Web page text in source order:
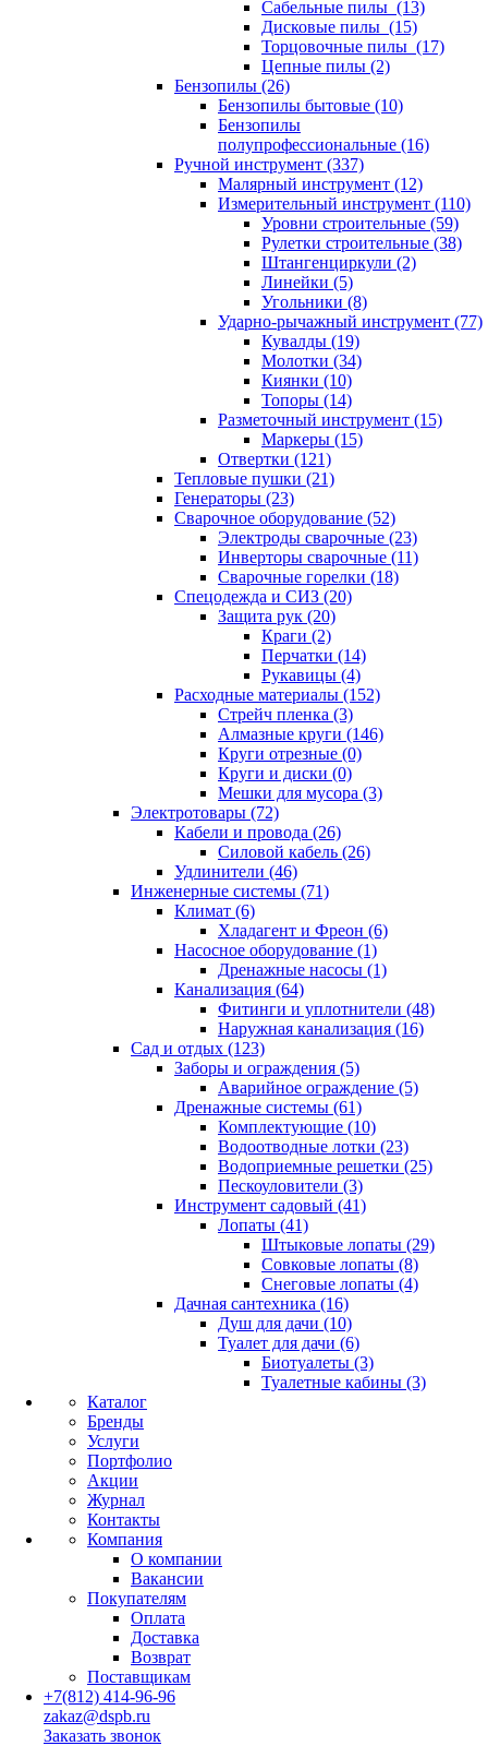
Сабельные пилы (13)
Дисковые пилы (15)
Торцовочные пилы (17)
Цепные пилы (2)
Бензопилы (26)
Бензопилы бытовые (10)
Бензопилы
полупрофессиональные (16)
Ручной инструмент (337)
Малярный инструмент (12)
Измерительный инструмент (110)
Уровни строительные (59)
Рулетки строительные (38)
Штангенциркули (2)
Линейки (5)
Угольники (8)
Ударно-рычажный инструмент (77)
Кувалды (19)
Молотки (34)
Киянки (10)
Топоры (14)
Разметочный инструмент (15)
Маркеры (15)
Отвертки (121)
Тепловые пушки (21)
Генераторы (23)
Сварочное оборудование (52)
Электроды сварочные (23)
Инверторы сварочные (11)
Сварочные горелки (18)
Спецодежда и СИЗ (20)
Защита рук (20)
Краги (2)
Перчатки (14)
Рукавицы (4)
Расходные материалы (152)
Стрейч пленка (3)
Алмазные круги (146)
Круги отрезные (0)
Круги и диски (0)
Мешки для мусора (3)
Электротовары (72)
Кабели и провода (26)
Силовой кабель (26)
Удлинители (46)
Инженерные системы (71)
Климат (6)
Хладагент и Фреон (6)
Насосное оборудование (1)
Дренажные насосы (1)
Канализация (64)
Фитинги и уплотнители (48)
Наружная канализация (16)
Сад и отдых (123)
Заборы и ограждения (5)
Аварийное ограждение (5)
Дренажные системы (61)
Комплектующие (10)
Водоотводные лотки (23)
Водоприемные решетки (25)
Пескоуловители (3)
Инструмент садовый (41)
Лопаты (41)
Штыковые лопаты (29)
Совковые лопаты (8)
Снеговые лопаты (4)
Дачная сантехника (16)
Душ для дачи (10)
Туалет для дачи (6)
Биотуалеты (3)
Туалетные кабины (3)
Каталог
Бренды
Услуги
Портфолио
Акции
Журнал
Контакты
Компания
О компании
Вакансии
Покупателям
Оплата
Доставка
Возврат
Поставщикам
+7(812) 414-96-96
zakaz@dspb.ru
Заказать звонок